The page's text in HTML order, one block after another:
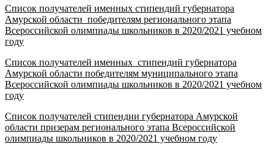
Список получателей именных стипендий губернатора
Амурской области победителям регионального этапа
Всероссийской олимпиады школьников в 2020/2021 учебном
году
Список получателей именных стипендий губернатора
Амурской области победителям муниципального этапа
Всероссийской олимпиады школьников в 2020/2021 учебном
году
Список получателей стипендии губернатора Амурской
области призерам регионального этапа Всероссийской
олимпиады школьников в 2020/2021 учебном году